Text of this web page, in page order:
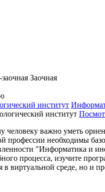
Заочная
институт
важно уметь
профессии необходимы
"Информатика и
процесса, изучите
в виртуальной среде, но и